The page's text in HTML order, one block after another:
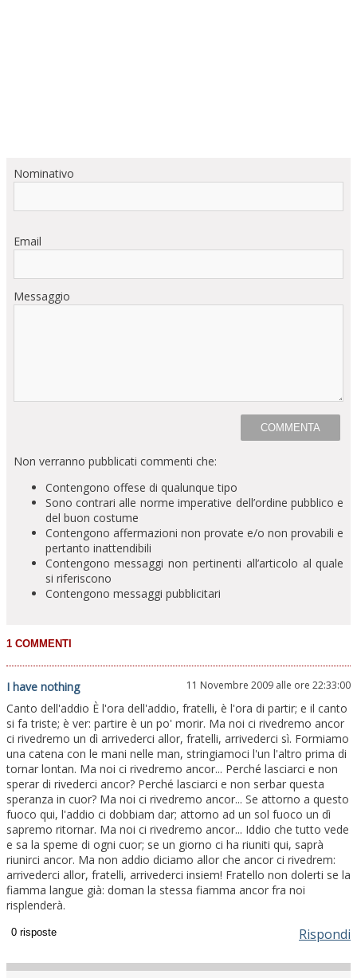
Nominativo
Email
Messaggio
Non verranno pubblicati commenti che:
Contengono offese di qualunque tipo
Sono contrari alle norme imperative dell’ordine pubblico e
del buon costume
Contengono affermazioni non provate e/o non provabili e
pertanto inattendibili
Contengono messaggi non pertinenti all’articolo al quale
si riferiscono
Contengono messaggi pubblicitari
I have nothing 11 Novembre 2009 alle ore 22:33:00
Canto dell'addio È l'ora dell'addio, fratelli, è l'ora di partir; e il canto
si fa triste; è ver: partire è un po' morir. Ma noi ci rivedremo ancor
ci rivedremo un dì arrivederci allor, fratelli, arrivederci sì. Formiamo
una catena con le mani nelle man, stringiamoci l'un l'altro prima di
tornar lontan. Ma noi ci rivedremo ancor... Perché lasciarci e non
sperar di rivederci ancor? Perché lasciarci e non serbar questa
speranza in cuor? Ma noi ci rivedremo ancor... Se attorno a questo
fuoco qui, l'addio ci dobbiam dar; attorno ad un sol fuoco un dì
sapremo ritornar. Ma noi ci rivedremo ancor... Iddio che tutto vede
e sa la speme di ogni cuor; se un giorno ci ha riuniti qui, saprà
riunirci ancor. Ma non addio diciamo allor che ancor ci rivedrem:
arrivederci allor, fratelli, arrivederci insiem! Fratello non dolerti se la
fiamma langue già: doman la stessa fiamma ancor fra noi
risplenderà.
Rispondi